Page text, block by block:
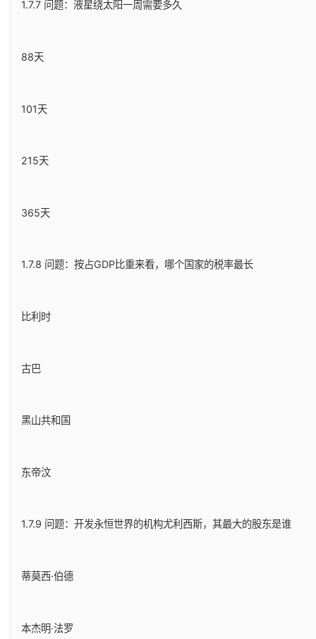
1.7.7 问题：液星绕太阳一周需要多久
88天
101天
215天
365天
1.7.8 问题：按占GDP比重来看，哪个国家的税率最长
比利时
古巴
黑山共和国
东帝汶
1.7.9 问题：开发永恒世界的机构尤利西斯，其最大的股东是谁
蒂莫西·伯德
本杰明·法罗